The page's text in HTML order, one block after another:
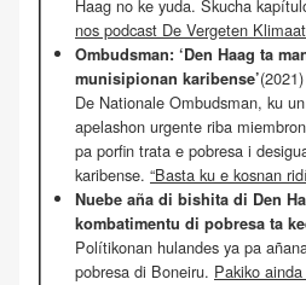
Haag no ke yuda. Skucha
nos podcast De Vergeten
Ombudsman: ‘Den Haag ta
munisipionan karibense’(2021)
De Nationale Ombudsman, ku
apelashon urgente riba
pa porfin trata e pobresa i
karibense. “Basta ku e kosnan
Nuebe aña di bishita di Den
kombatimentu di pobresa ta
Polítikonan hulandes ya pa
pobresa di Boneiru. Pakiko